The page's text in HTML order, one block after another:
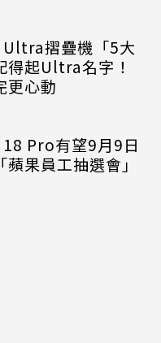
摺疊機「5大
得起Ultra名字！
更心動
Pro有望9月9日
蘋果員工抽選會」